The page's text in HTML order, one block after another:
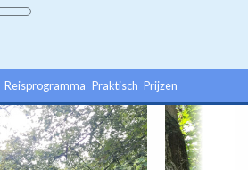
Reisprogramma Praktisch Prijzen